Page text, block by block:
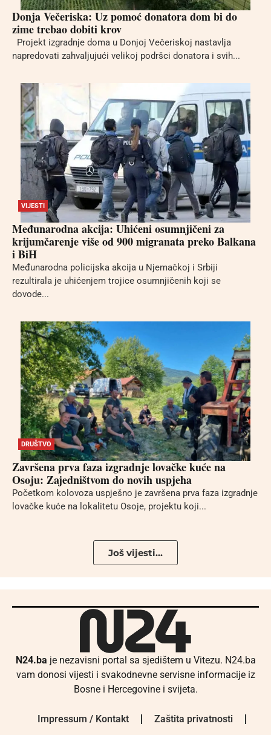
Donja Večeriska: Uz pomoć donatora dom bi do
zime trebao dobiti krov
Projekt izgradnje doma u Donjoj Večeriskoj nastavlja
napredovati zahvaljujući velikoj podršci donatora i svih...
VIJESTI
Međunarodna akcija: Uhićeni osumnjičeni za
krijumčarenje više od 900 migranata preko Balkana
i BiH
Međunarodna policijska akcija u Njemačkoj i Srbiji
rezultirala je uhićenjem trojice osumnjičenih koji se
dovode...
DRUŠTVO
Završena prva faza izgradnje lovačke kuće na
Osoju: Zajedništvom do novih uspjeha
Početkom kolovoza uspješno je završena prva faza izgradnje
lovačke kuće na lokalitetu Osoje, projektu koji...
Još vijesti...
N24.ba je nezavisni portal sa sjedištem u Vitezu. N24.ba
vam donosi vijesti i svakodnevne servisne informacije iz
Bosne i Hercegovine i svijeta.
Impressum / Kontakt Zaštita privatnosti